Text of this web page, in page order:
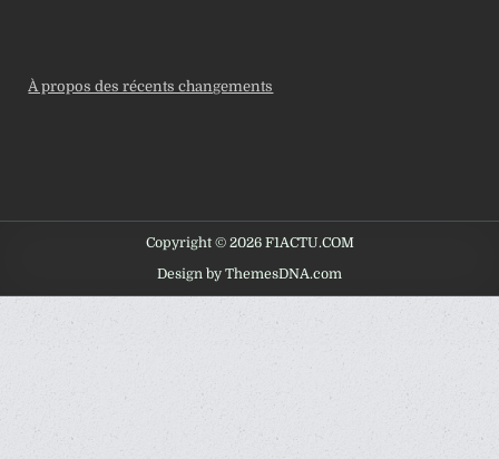
À propos des récents changements
Copyright © 2026 F1ACTU.COM
Design by ThemesDNA.com